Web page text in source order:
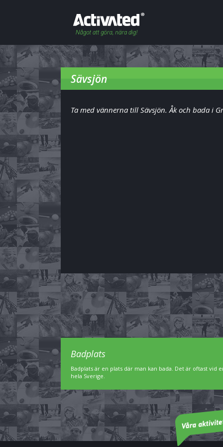
Sävsjön
Ta med vännerna till Sävsjön. Åk och bada i
Badplats
Badplats är en plats där man kan bada. Det är oftast
hela Sverige.